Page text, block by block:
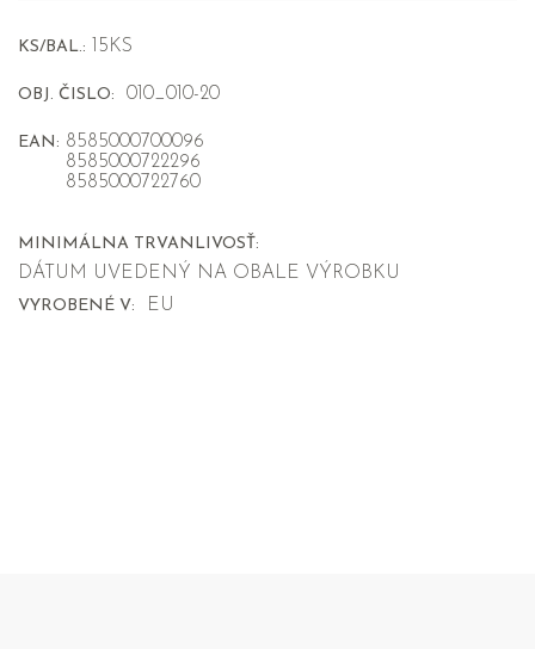
KS/BAL.: 15KS
OBJ. ČISLO: 010_010-20
EAN: 8585000700096
8585000722296
8585000722760
MINIMÁLNA TRVANLIVOSŤ:
DÁTUM UVEDENÝ NA OBALE VÝROBKU
VYROBENÉ V: EU